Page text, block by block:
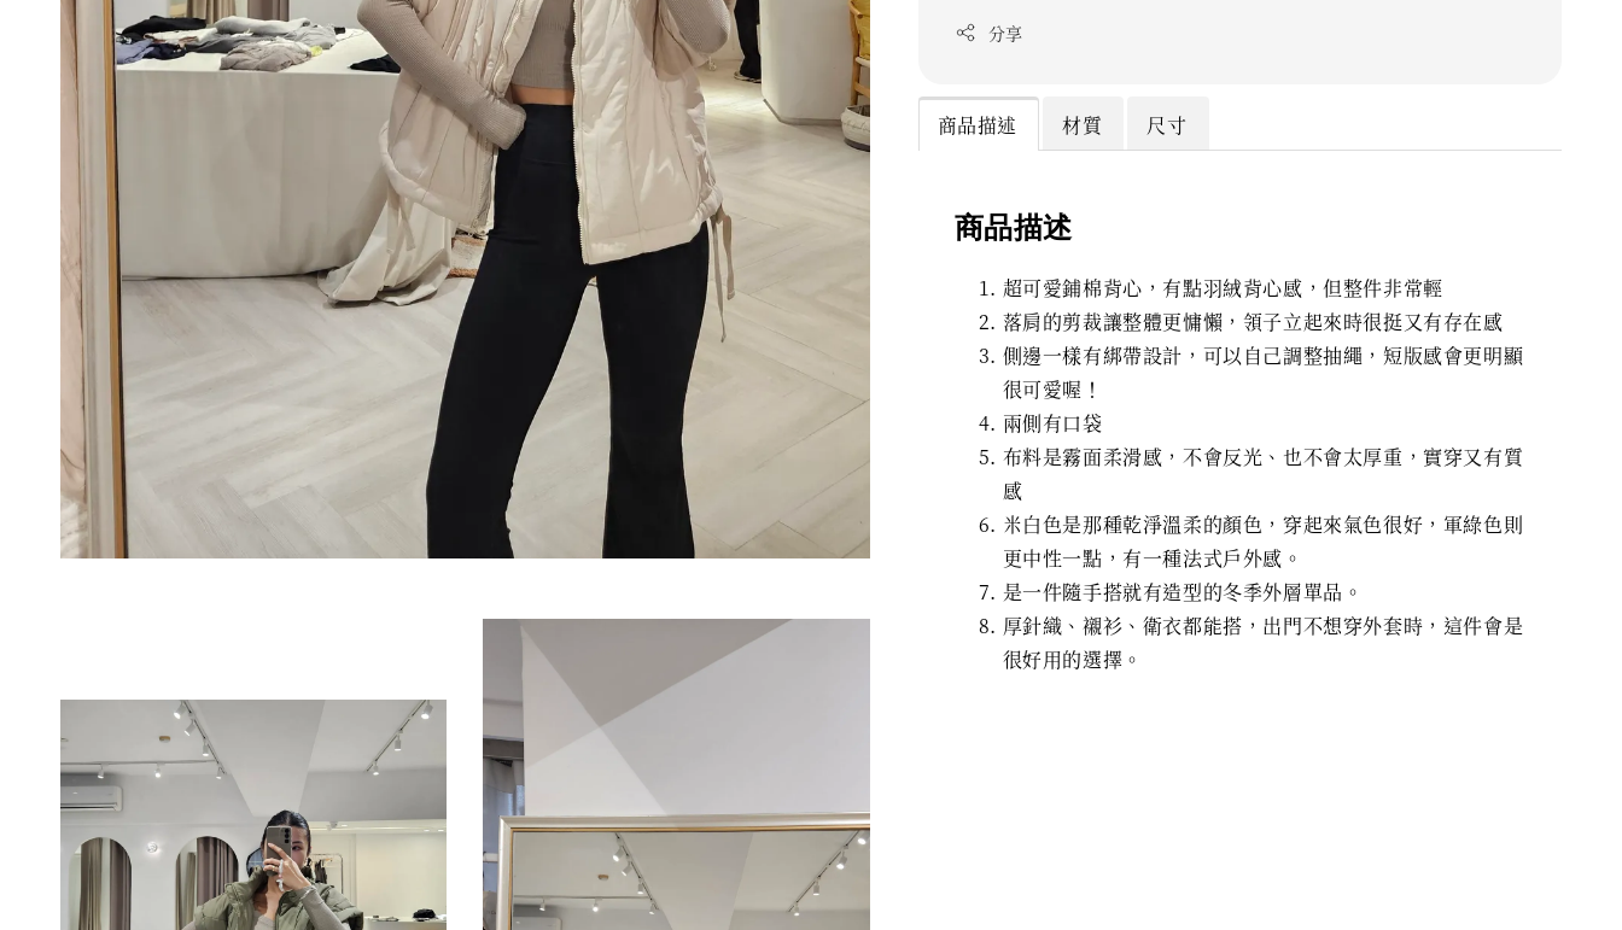
分享
商品描述 材質 尺寸
商品描述
超可愛鋪棉背心，有點羽絨背心感，但整件非常輕
落肩的剪裁讓整體更慵懶，領子立起來時很挺又有存在感
側邊一樣有綁帶設計，可以自己調整抽繩，短版感會更明顯
很可愛喔！
兩側有口袋
布料是霧面柔滑感，不會反光、也不會太厚重，實穿又有質
感
米白色是那種乾淨溫柔的顏色，穿起來氣色很好，軍綠色則
更中性一點，有一種法式戶外感。
是一件隨手搭就有造型的冬季外層單品。
厚針織、襯衫、衛衣都能搭，出門不想穿外套時，這件會是
很好用的選擇。